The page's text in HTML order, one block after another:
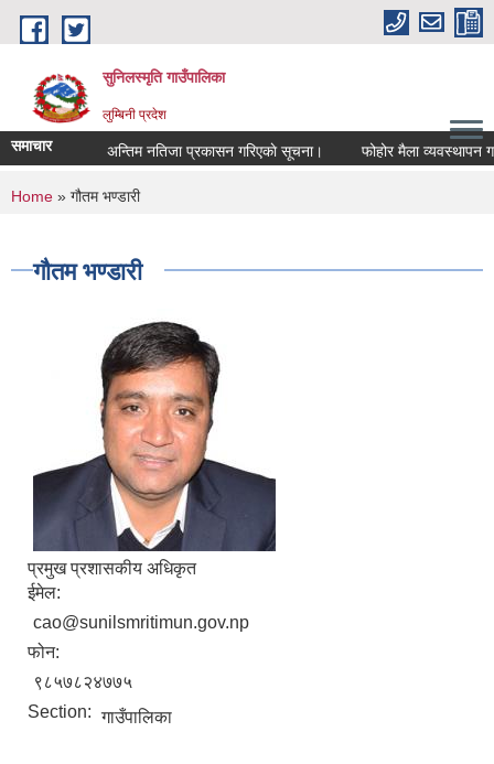
Skip to main content
सुनिलस्मृति गाउँपालिका
लुम्बिनी प्रदेश
समाचार अन्तिम नतिजा प्रकासन गरिएकाे सूचना। फोहोर मैला व्यवस्थापन
You are here
Home » गौतम भण्डारी
गौतम भण्डारी
प्रमुख प्रशासकीय अधिकृत
ईमेल:
cao@sunilsmritimun.gov.np
फोन:
९८५७८२४७७५
Section: गाउँपालिका